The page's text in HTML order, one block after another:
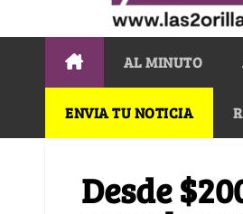
AL MINUTO
ENVIA TU NOTICIA
Desde